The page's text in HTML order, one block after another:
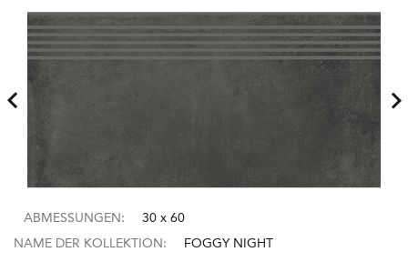
ABMESSUNGEN:
30 x 60
NAME DER KOLLEKTION:
FOGGY NIGHT